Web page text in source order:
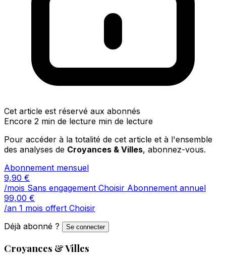
Cet article est réservé aux abonnés
Encore 2 min de lecture min de lecture
Pour accéder à la totalité de cet article et à l'ensemble
des analyses de Croyances & Villes, abonnez-vous.
Abonnement mensuel
9,90 €
/mois Sans engagement Choisir Abonnement annuel
99,00 €
/an 1 mois offert Choisir
Déjà abonné ?
Se connecter
Croyances & Villes